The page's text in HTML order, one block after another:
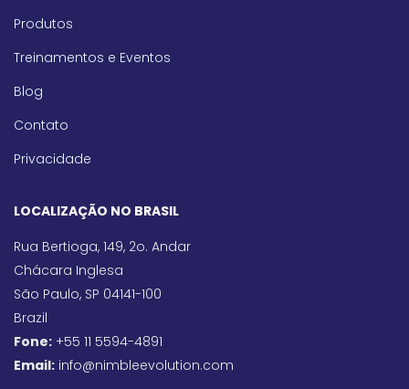
Produtos
Treinamentos e Eventos
Blog
Contato
Privacidade
LOCALIZAÇÃO NO BRASIL
Rua Bertioga, 149, 2o. Andar
Chácara Inglesa
São Paulo, SP 04141-100
Brazil
Fone: +55 11 5594-4891
Email: info@nimbleevolution.com